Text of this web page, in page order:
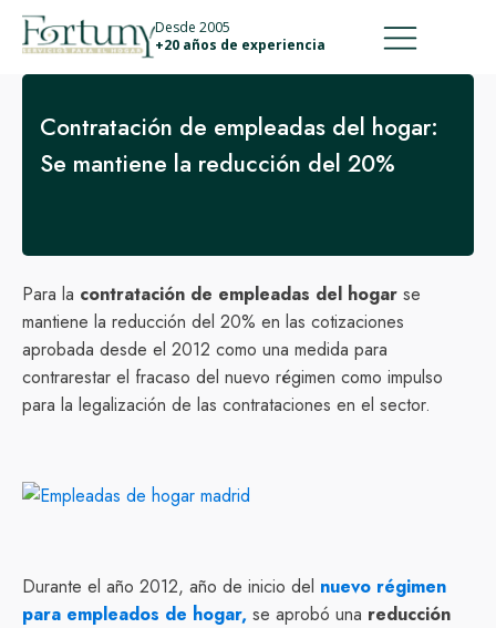
911 887 226
Desde 2005
+20 años de experiencia
Contratación de empleadas del hogar:
Se mantiene la reducción del 20%
Para la contratación de empleadas del hogar se
mantiene la reducción del 20% en las cotizaciones
aprobada desde el 2012 como una medida para
contrarestar el fracaso del nuevo régimen como impulso
para la legalización de las contrataciones en el sector.
Durante el año 2012, año de inicio del nuevo régimen
para empleados de hogar, se aprobó una reducción